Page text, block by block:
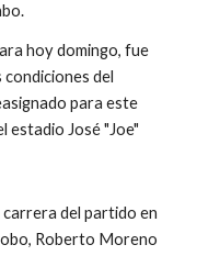
hoy domingo, fue
del
para este
estadio José "Joe"
carrera del partido en
Roberto Moreno